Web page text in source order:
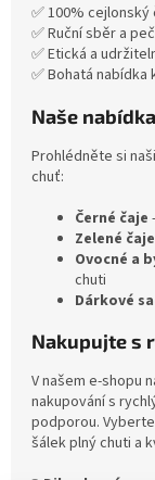
✅ 100%
✅ Ruční sběr a
✅ Etická a
✅ Bohatá
Naše nabídka
Prohlédněte si
chuť:
Černé čaje
Zelené čaje
Ovocné a
chuti
Dárkové
Nakupujte s
V našem e-shopu
nakupování s
podporou.
šálek plný chuti a